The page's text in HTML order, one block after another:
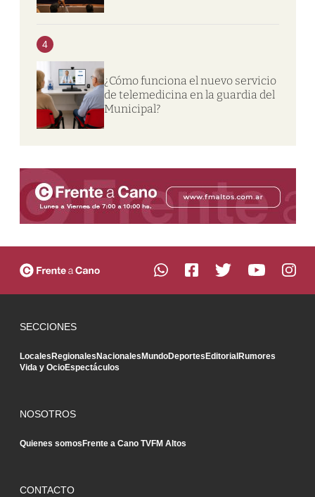
4
¿Cómo funciona el nuevo servicio
de telemedicina en la guardia del
Municipal?
SECCIONES
LocalesRegionalesNacionalesMundoDeportesEditorialRumores
Vida y OcioEspectáculos
NOSOTROS
Quienes somosFrente a Cano TVFM Altos
CONTACTO